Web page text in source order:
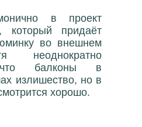
в проект
который придаёт
во внешнем
неоднократно
что балконы в
излишество, но в
хорошо.